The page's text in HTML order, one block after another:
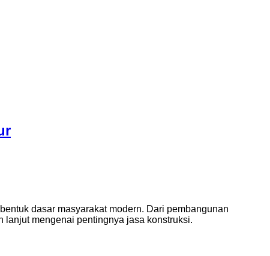
dasar masyarakat modern. Dari pembangunan
lanjut mengenai pentingnya jasa konstruksi.